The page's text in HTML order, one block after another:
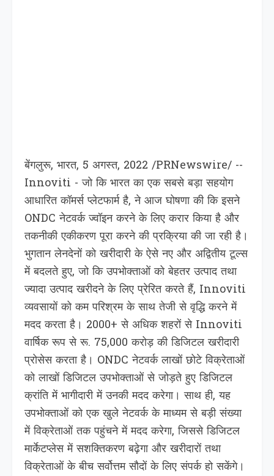
बेंगलुरू, भारत, 5 अगस्त, 2022 /PRNewswire/ --
Innoviti - जो कि भारत का एक सबसे बड़ा सहयोग
आधारित कॉमर्स प्लेटफार्म है, ने आज घोषणा की कि इसने
ONDC नेटवर्क ज्वॉइन करने के लिए करार किया है और
तकनीकी एकीकरण पूरा करने की प्रक्रिया की जा रही है।
भुगतान लेनदेनों को खरीदारी के ऐसे नए और अद्वितीय टूल्स
में बदलते हुए, जो कि उपभोक्ताओं को बेहतर उत्पाद तथा
ज्यादा उत्पाद खरीदने के लिए प्रेरित करते हैं, Innoviti
व्यवसायों को कम परिश्रम के साथ तेजी से वृद्धि करने में
मदद करता है। 2000+ से अधिक शहरों से Innoviti
वार्षिक रूप से रू. 75,000 करोड़ की डिजिटल खरीदारी
प्रोसेस करता है। ONDC नेटवर्क लाखों छोटे विक्रेताओं
को लाखों डिजिटल उपभोक्ताओं से जोड़ते हुए डिजिटल
क्रांति में भागीदारी में उनकी मदद करेगा। साथ ही, यह
उपभोक्ताओं को एक खुले नेटवर्क के माध्यम से बड़ी संख्या
में विक्रेताओं तक पहुंचने में मदद करेगा, जिससे डिजिटल
मार्केटप्लेस में सशक्तिकरण बढ़ेगा और खरीदारों तथा
विक्रेताओं के बीच सर्वोत्तम सौदों के लिए संपर्क हो सकेंगे।